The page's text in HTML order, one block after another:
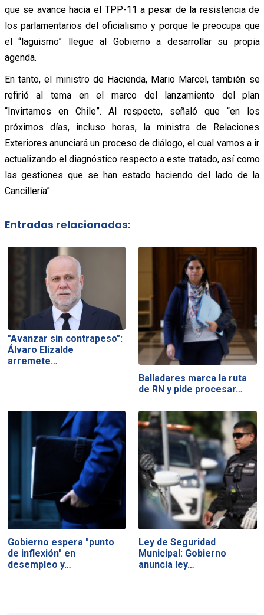
que se avance hacia el TPP-11 a pesar de la resistencia de
los parlamentarios del oficialismo y porque le preocupa que
el “laguismo” llegue al Gobierno a desarrollar su propia
agenda.
En tanto, el ministro de Hacienda, Mario Marcel, también se
refirió al tema en el marco del lanzamiento del plan
“Invirtamos en Chile”. Al respecto, señaló que “en los
próximos días, incluso horas, la ministra de Relaciones
Exteriores anunciará un proceso de diálogo, el cual vamos a ir
actualizando el diagnóstico respecto a este tratado, así como
las gestiones que se han estado haciendo del lado de la
Cancillería”.
Entradas relacionadas:
"Avanzar sin contrapeso":
Álvaro Elizalde
arremete…
Balladares marca la ruta
de RN y pide procesar…
Gobierno espera "punto
de inflexión" en
desempleo y…
Ley de Seguridad
Municipal: Gobierno
anuncia ley…